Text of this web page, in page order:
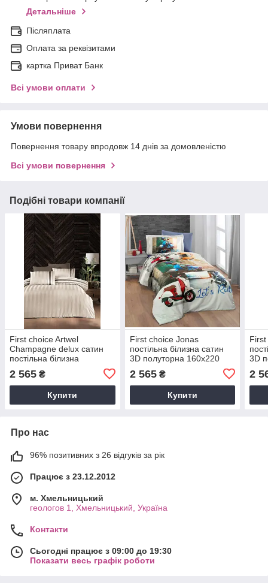
Детальніше
Післяплата
Оплата за реквізитами
картка Приват Банк
Всі умови оплати
Умови повернення
Повернення товару впродовж 14 днів за домовленістю
Всі умови повернення
Подібні товари компанії
First choice Artwel
Champagne delux сатин
постільна білизна
2 565 ₴
Купити
First choice Jonas
постільна білизна сатин
3D полуторна 160х220
2 565₴
Купити
3D
2
Про нас
96% позитивних з 26 відгуків за рік
Працює з 23.12.2012
м. Хмельницький
геологов 1, Хмельницький, Україна
Контакти
Сьогодні працює з 09:00 до 19:30
Показати весь графік роботи